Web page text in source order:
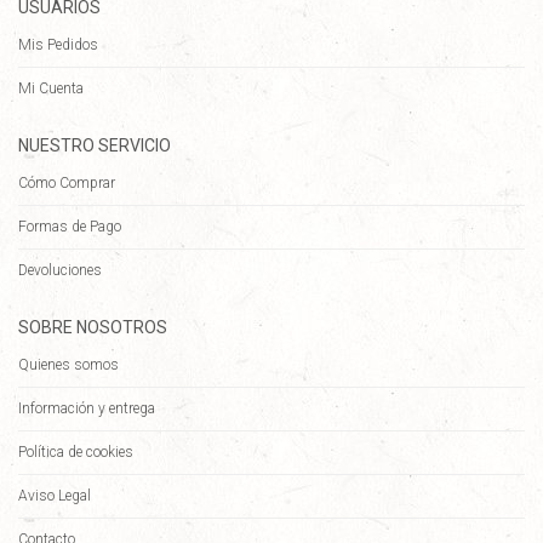
USUARIOS
Mis Pedidos
Mi Cuenta
NUESTRO SERVICIO
Cómo Comprar
Formas de Pago
Devoluciones
SOBRE NOSOTROS
Quienes somos
Información y entrega
Política de cookies
Aviso Legal
Contacto